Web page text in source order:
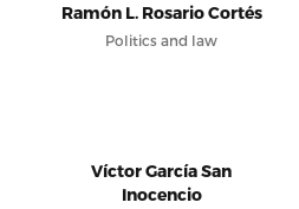
Ramón L. Rosario Cortés
Politics and law
Víctor García San
Inocencio